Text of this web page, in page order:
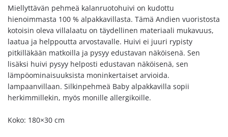
Miellyttävän pehmeä kalanruotohuivi on kudottu
hienoimmasta 100 % alpakkavillasta. Tämä Andien vuoristosta
kotoisin oleva villalaatu on täydellinen materiaali mukavuus,
laatua ja helppoutta arvostavalle. Huivi ei juuri rypisty
pitkilläkään matkoilla ja pysyy edustavan näköisenä. Sen
lisäksi huivi pysyy helposti edustavan näköisenä, sen
lämpöominaisuuksista moninkertaiset arvioida.
lampaanvillaan. Silkinpehmeä Baby alpakkavilla sopii
herkimmillekin, myös monille allergikoille.
Koko: 180×30 cm